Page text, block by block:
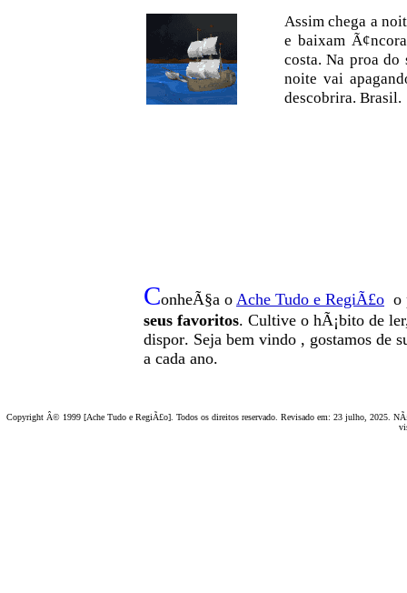
Assim chega a
e baixam
costa. Na proa
noite vai
descobrira. Brasil.
ConheÃ§a o Ache Tudo e RegiÃ£o o
seus favoritos. Cultive o hÃ¡bito de
dispor. Seja bem vindo , gostamos de
a cada ano.
Copyright Â© 1999 [Ache Tudo e RegiÃ£o]. Todos os direitos reservado. Revisado em: 23 julho, 2025 .